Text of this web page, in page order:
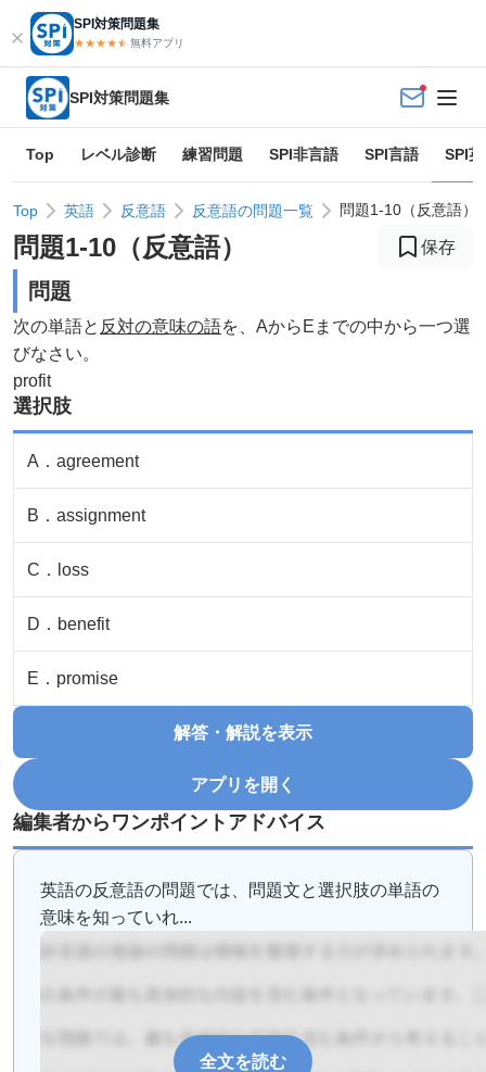
SPI対策問題集
★★★★★
★ 無料アプリ
SPI対策問題集
Top レベル診断 練習問題 SPI非言語 SPI言語 SPI
Top 英語 反意語 反意語の問題一覧 問題1-10（反意語）
問題1-10 （反意語） 保存
問題
次の単語と 反対の意味の語を、AからEまでの中から一つ選
びなさい。
profit
選択肢
A ． agreement
B ． assignment
C ． loss
D ． benefit
E ． promise
解答・解説を表示
アプリを開く
編集者からワンポイントアドバイス
英語の反意語の問題では、問題文と選択肢の単語の
意味を知っていれ...
全文を読む